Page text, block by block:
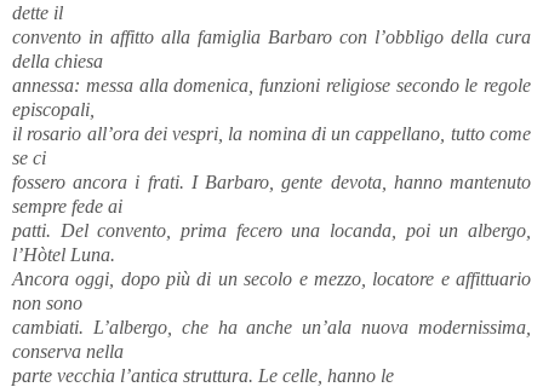
dette il
convento in affitto alla famiglia Barbaro con l’obbligo della cura
della chiesa
annessa: messa alla domenica, funzioni religiose secondo le regole
episcopali,
il rosario all’ora dei vespri, la nomina di un cappellano, tutto come
se ci
fossero ancora i frati. I Barbaro, gente devota, hanno mantenuto
sempre fede ai
patti. Del convento, prima fecero una locanda, poi un albergo,
l’Hòtel Luna.
Ancora oggi, dopo più di un secolo e mezzo, locatore e affittuario
non sono
cambiati. L’albergo, che ha anche un’ala nuova modernissima,
conserva nella
parte vecchia l’antica struttura. Le celle, hanno le